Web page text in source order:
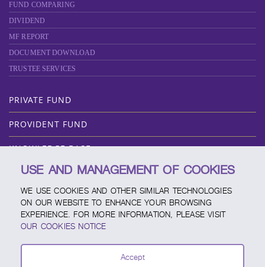
FUND COMPARING
DIVIDEND
MF REPORT
DOCUMENT DOWNLOAD
TRUSTEE SERVICES
PRIVATE FUND
PROVIDENT FUND
KNOWLEDGE BASE
ABOUT SCBAM
ONLINE SERVICE
SERVICE CHANNELS
FUND CALENDAR
USE AND MANAGEMENT OF COOKIES
WE USE COOKIES AND OTHER SIMILAR TECHNOLOGIES
ON OUR WEBSITE TO ENHANCE YOUR BROWSING
EXPERIENCE. FOR MORE INFORMATION, PLEASE VISIT
OUR COOKIES NOTICE
Accept